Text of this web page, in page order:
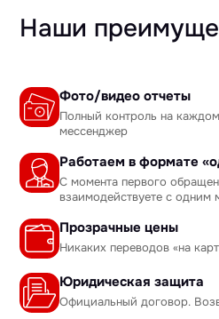
Наши
Фото/видео отчеты
Полный контроль на
мессенджер
Работаем в формате
С момента первого
взаимодействуете с одним
Прозрачные цены
Никаких переводов «на
Юридическая защита
Официальный договор.